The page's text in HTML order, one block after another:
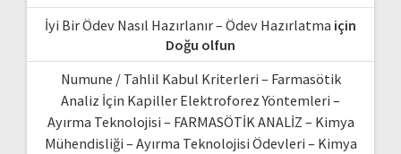
İyi Bir Ödev Nasıl Hazırlanır – Ödev Hazırlatma için
Doğu olfun
Numune / Tahlil Kabul Kriterleri – Farmasötik
Analiz İçin Kapiller Elektroforez Yöntemleri –
Ayırma Teknolojisi – FARMASÖTİK ANALİZ – Kimya
Mühendisliği – Ayırma Teknolojisi Ödevleri – Kimya